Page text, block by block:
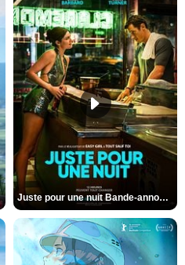
Juste pour une nuit Bande-annonce VO STFR